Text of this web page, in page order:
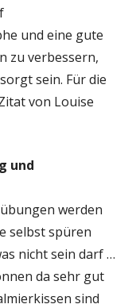
und eine gute
zu verbessern,
sein. Für die
von Louise
und
werden
selbst spüren
nicht sein darf …
da sehr gut
sind